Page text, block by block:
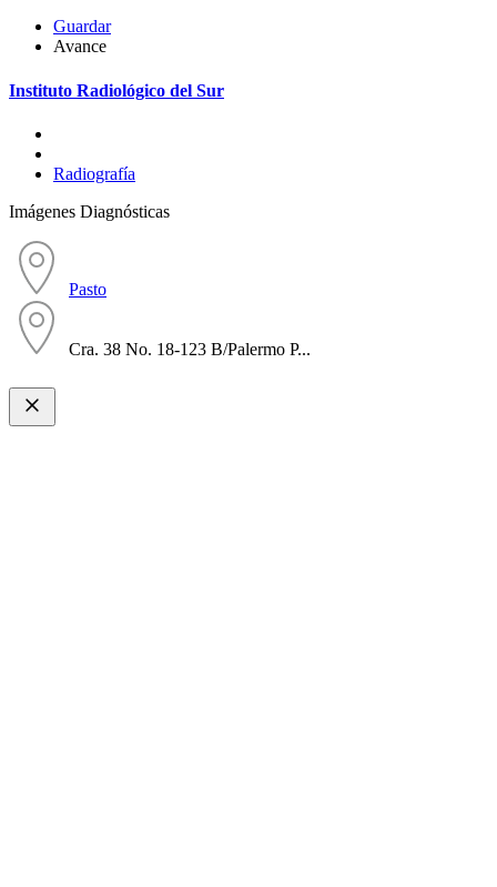
Guardar
Avance
Instituto Radiológico del Sur
Radiografía
Imágenes Diagnósticas
Pasto
Cra. 38 No. 18-123 B/Palermo P...